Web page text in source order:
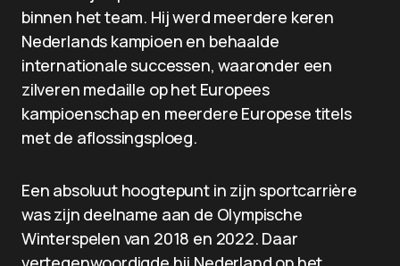
binnen het team. Hij werd meerdere keren
Nederlands kampioen en behaalde
internationale successen, waaronder een
zilveren medaille op het Europees
kampioenschap en meerdere Europese titels
met de aflossingsploeg.
Een absoluut hoogtepunt in zijn sportcarrière
was zijn deelname aan de Olympische
Winterspelen van 2018 en 2022. Daar